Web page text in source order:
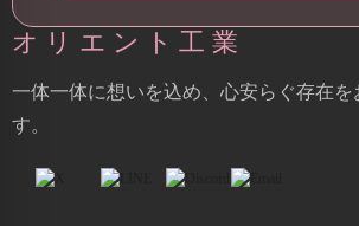
オリエント工業
一体一体に想いを込め、心安らぐ存在を
す。